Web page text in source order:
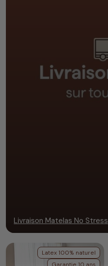
Livraison Matelas No Stress
Latex 100% naturel
Garantie 10 ans